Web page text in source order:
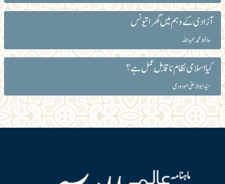
آزادی کے وہم میں گھرا تیونس
حافظ محمد عبداللہ
کیا اسلامی نظام ناقابلِ عمل ہے؟
سیّد ابوالاعلیٰ مودودی